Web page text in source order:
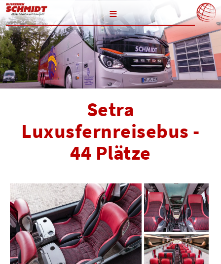
≡
Setra
Luxusfernreisebus -
44 Plätze